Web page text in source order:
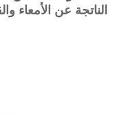
الناتجة عن الأمعاء